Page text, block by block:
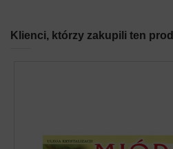
Klienci, którzy zakupili ten